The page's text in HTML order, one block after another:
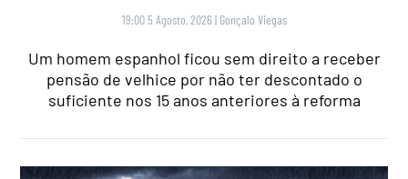
19:00 5 Agosto, 2026 | Gonçalo Viegas
Um homem espanhol ficou sem direito a receber
pensão de velhice por não ter descontado o
suficiente nos 15 anos anteriores à reforma